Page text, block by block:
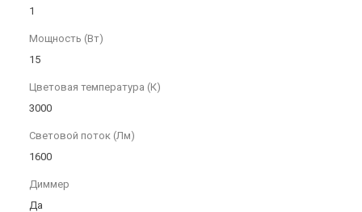
1
Мощность (Вт)
15
Цветовая температура (К)
3000
Световой поток (Лм)
1600
Диммер
Да